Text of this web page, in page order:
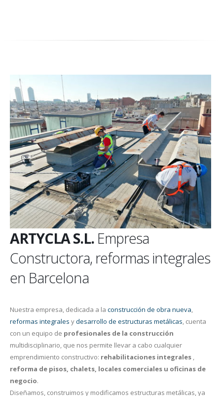
ARTYCLA S.L. Empresa
Constructora, reformas integrales
en Barcelona
Nuestra empresa, dedicada a la construcción de obra nueva,
reformas integrales ydesarrollo de estructuras metálicas, cuenta
con un equipo de profesionales de la construcción
multidisciplinario, que nos permite llevar a cabo cualquier
emprendimiento constructivo: rehabilitaciones integrales ,
reforma de pisos, chalets, locales comerciales u oficinas de
negocio.
Diseñamos, construimos y modificamos estructuras metálicas, ya